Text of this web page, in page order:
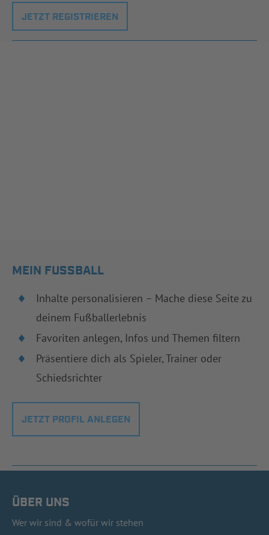
JETZT REGISTRIEREN
MEIN FUSSBALL
Inhalte personalisieren – Mache diese Seite zu
deinem Fußballerlebnis
Favoriten anlegen, Infos und Themen filtern
Präsentiere dich als Spieler, Trainer oder
Schiedsrichter
JETZT PROFIL ANLEGEN
ÜBER UNS
Wer wir sind & wofür wir stehen